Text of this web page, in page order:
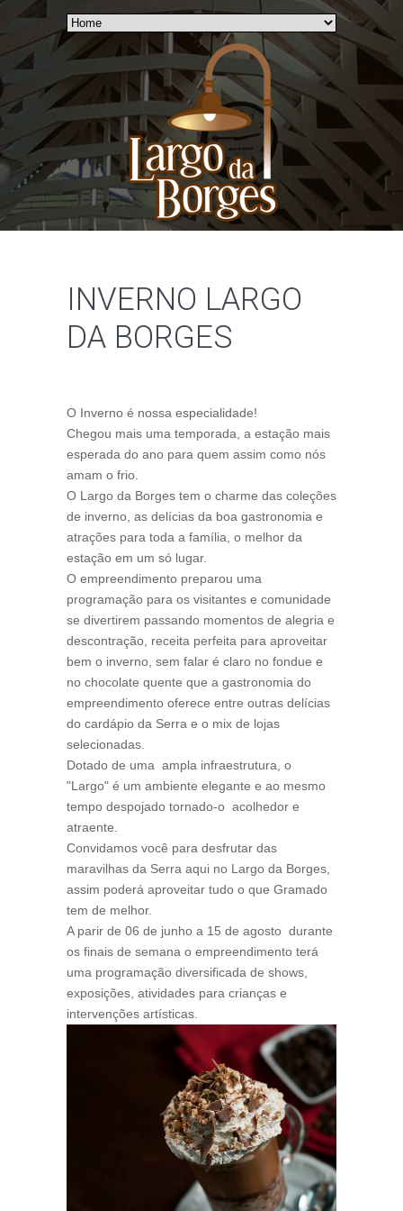
INVERNO LARGO
DA BORGES
O Inverno é nossa especialidade!
Chegou mais uma temporada, a estação mais
esperada do ano para quem assim como nós
amam o frio.
O Largo da Borges tem o charme das coleções
de inverno, as delícias da boa gastronomia e
atrações para toda a família, o melhor da
estação em um só lugar.
O empreendimento preparou uma
programação para os visitantes e comunidade
se divertirem passando momentos de alegria e
descontração, receita perfeita para aproveitar
bem o inverno, sem falar é claro no fondue e
no chocolate quente que a gastronomia do
empreendimento oferece entre outras delícias
do cardápio da Serra e o mix de lojas
selecionadas.
Dotado de uma ampla infraestrutura, o
"Largo" é um ambiente elegante e ao mesmo
tempo despojado tornado-o acolhedor e
atraente.
Convidamos você para desfrutar das
maravilhas da Serra aqui no Largo da Borges,
assim poderá aproveitar tudo o que Gramado
tem de melhor.
A parir de 06 de junho a 15 de agosto durante
os finais de semana o empreendimento terá
uma programação diversificada de shows,
exposições, atividades para crianças e
intervenções artísticas.